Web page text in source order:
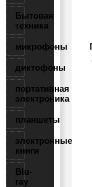
Бытовая
техника
микрофоны
диктофоны
портативная
электроника
планшеты
электронные
книги
Blu-
ray